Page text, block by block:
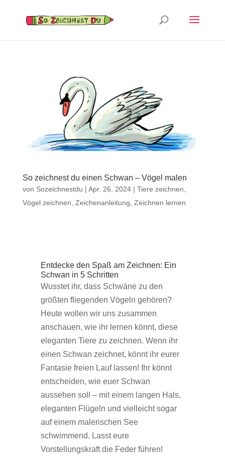
So zeichnest du einen Schwan – Vögel malen
von Sozeichnestdu | Apr. 26, 2024| Tiere zeichnen
Vögel zeichnen Zeichenanleitung Zeichnen lernen
Entdecke den Spaß am Zeichnen: Ein
Schwan in 5 Schritten
Wusstet ihr, dass Schwäne zu den
größten fliegenden Vögeln gehören?
Heute wollen wir uns zusammen
anschauen, wie ihr lernen könnt, diese
eleganten Tiere zu zeichnen. Wenn ihr
einen Schwan zeichnet, könnt ihr eurer
Fantasie freien Lauf lassen! Ihr könnt
entscheiden, wie euer Schwan
aussehen soll – mit einem langen Hals,
eleganten Flügeln und vielleicht sogar
auf einem malerischen See
schwimmend. Lasst eure
Vorstellungskraft die Feder führen!